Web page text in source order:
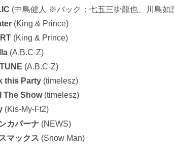
(中島健人 ※バック：七五三掛龍也、川島如
(King & Prince)
(King & Prince)
(A.B.C-Z)
(A.B.C-Z)
this Party (timelesz)
The Show(timelesz)
(Kis-My-Ft2)
カパーナ (NEWS)
マックス (Snow Man)